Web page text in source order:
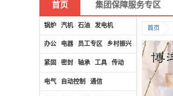
首页 集团保障服务专区
锅炉 / 汽机/ 石油 / 发电机/
办公 / 电器 / 员工专区 / 乡村振兴 / 计算机及配件
紧固 / 密封 / 轴承 / 工具 / 传动
电气 / 自动控制 / 通信
首页